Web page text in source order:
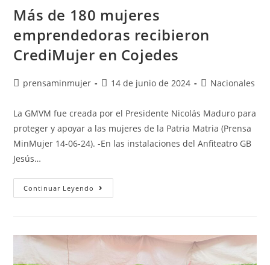
Más de 180 mujeres
emprendedoras recibieron
CrediMujer en Cojedes
prensaminmujer 14 de junio de 2024 Nacionales
La GMVM fue creada por el Presidente Nicolás Maduro para
proteger y apoyar a las mujeres de la Patria Matria (Prensa
MinMujer 14-06-24). -En las instalaciones del Anfiteatro GB
Jesús…
Continuar Leyendo